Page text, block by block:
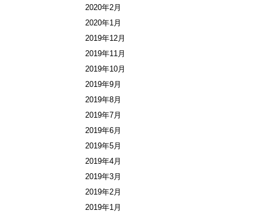
2020年2月
2020年1月
2019年12月
2019年11月
2019年10月
2019年9月
2019年8月
2019年7月
2019年6月
2019年5月
2019年4月
2019年3月
2019年2月
2019年1月